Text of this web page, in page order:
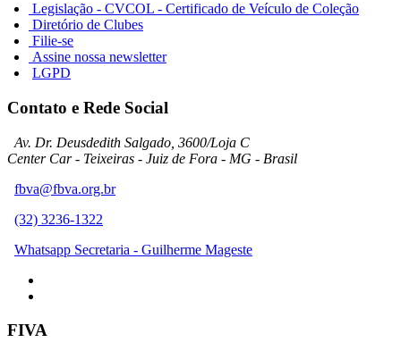
Legislação - CVCOL - Certificado de Veículo de Coleção
Diretório de Clubes
Filie-se
Assine nossa newsletter
LGPD
Contato e Rede Social
Av. Dr. Deusdedith Salgado, 3600/Loja C
Center Car - Teixeiras - Juiz de Fora - MG - Brasil
fbva@fbva.org.br
(32) 3236-1322
Whatsapp Secretaria - Guilherme Mageste
FIVA